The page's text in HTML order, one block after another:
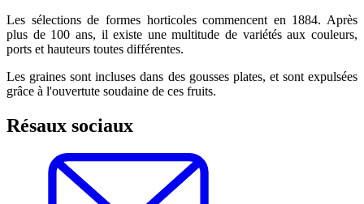
Les sélections de formes horticoles commencent en 1884. Après
plus de 100 ans, il existe une multitude de variétés aux couleurs,
ports et hauteurs toutes différentes.
Les graines sont incluses dans des gousses plates, et sont expulsées
grâce à l'ouvertute soudaine de ces fruits.
Résaux sociaux